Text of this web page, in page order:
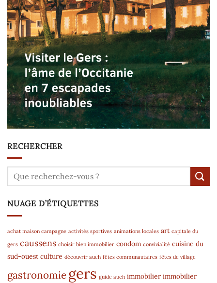
RECHERCHER
NUAGE D’ÉTIQUETTES
achat maison campagne activités sportives animations locales art capitale du
gers caussens choisir bien immobilier condom convivialité cuisine du
sud-ouest culture découvrir auch fêtes communautaires fêtes de village
gastronomiegers guide auch immobilier immobilier